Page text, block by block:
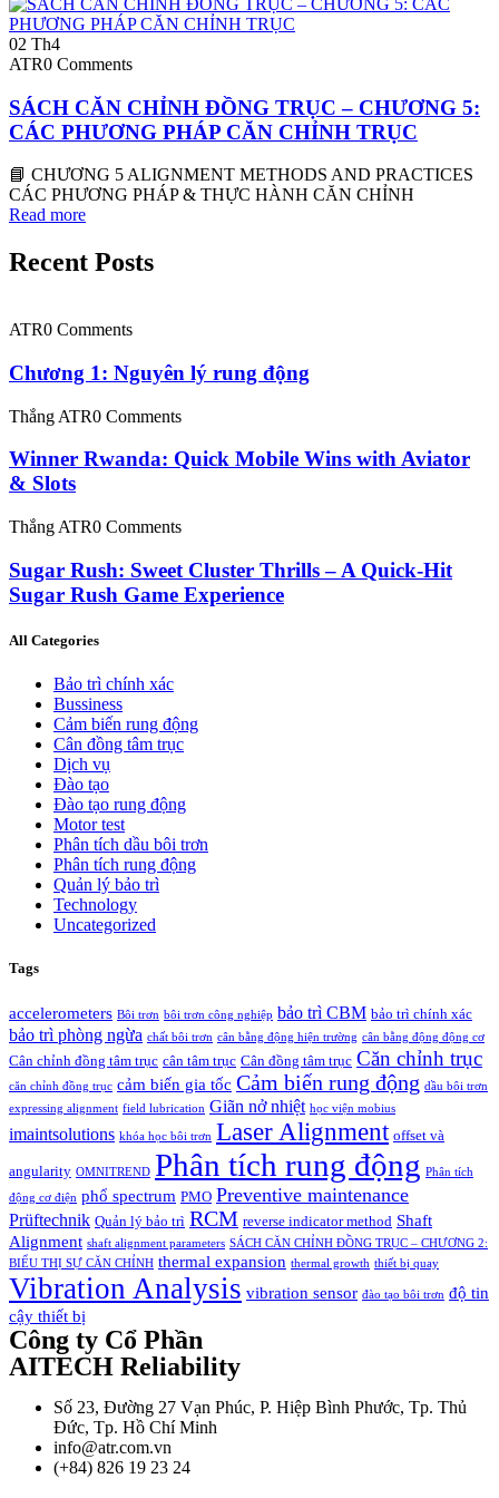
02 Th4
ATR0 Comments
SÁCH CĂN CHỈNH ĐỒNG TRỤC – CHƯƠNG 5:
CÁC PHƯƠNG PHÁP CĂN CHỈNH TRỤC
📘 CHƯƠNG 5 ALIGNMENT METHODS AND PRACTICES
CÁC PHƯƠNG PHÁP & THỰC HÀNH CĂN CHỈNH
Read more
Recent Posts
ATR0 Comments
Chương 1: Nguyên lý rung động
Thắng ATR0 Comments
Winner Rwanda: Quick Mobile Wins with Aviator
& Slots
Thắng ATR0 Comments
Sugar Rush: Sweet Cluster Thrills – A Quick‑Hit
Sugar Rush Game Experience
All Categories
Bảo trì chính xác
Bussiness
Cảm biến rung động
Cân đồng tâm trục
Dịch vụ
Đào tạo
Đào tạo rung động
Motor test
Phân tích dầu bôi trơn
Phân tích rung động
Quản lý bảo trì
Technology
Uncategorized
Tags
accelerometers Bôi trơn bôi trơn công nghiệp bảo trì CBM bảo trì chính xác
bảo trì phòng ngừa chất bôi trơn cân bằng động hiện trường cân bằng động động cơ
Cân chỉnh đồng tâm trục cân tâm trục Cân đồng tâm trục Căn chỉnh trục
căn chỉnh đồng trục cảm biến gia tốc Cảm biến rung động dầu bôi trơn
expressing alignment field lubrication Giãn nở nhiệt học viện mobius
imaintsolutions khóa học bôi trơn Laser Alignment offset và
angularity OMNITREND Phân tích rung động Phân tích
động cơ điện phổ spectrum PMO Preventive maintenance
Prüftechnik Quản lý bảo trì RCM reverse indicator method Shaft
Alignment shaft alignment parameters SÁCH CĂN CHỈNH ĐỒNG TRỤC – CHƯƠNG 2:
BIỂU THỊ SỰ CĂN CHỈNH thermal expansion thermal growth thiết bị quay
Vibration Analysis vibration sensor đào tạo bôi trơn độ tin
cậy thiết bị
Công ty Cổ Phần
AITECH Reliability
Số 23, Đường 27 Vạn Phúc, P. Hiệp Bình Phước, Tp. Thủ
Đức, Tp. Hồ Chí Minh
info@atr.com.vn
(+84) 826 19 23 24